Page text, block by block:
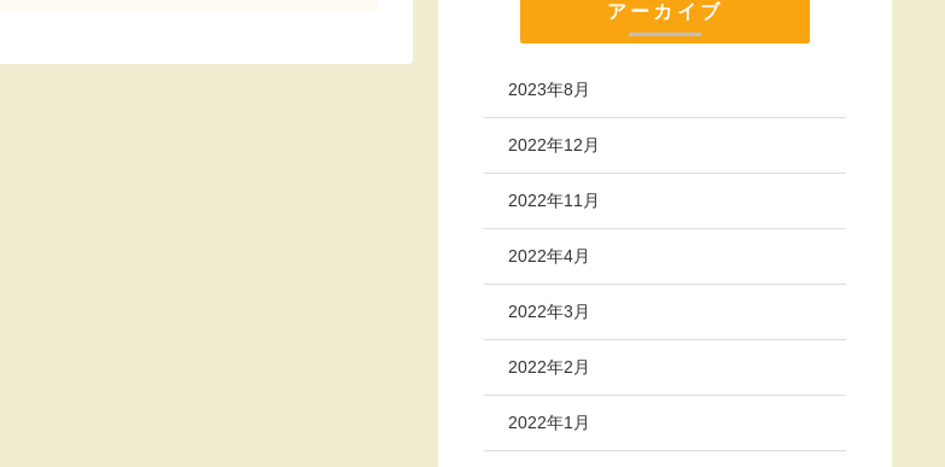
アーカイブ
2023年8月
2022年12月
2022年11月
2022年4月
2022年3月
2022年2月
2022年1月